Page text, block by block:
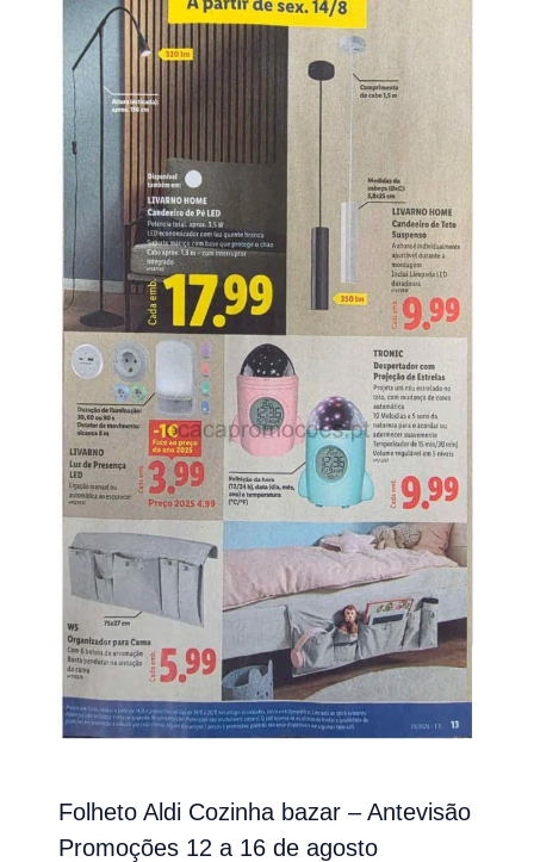
Folheto Aldi Cozinha bazar – Antevisão
Promoções 12 a 16 de agosto